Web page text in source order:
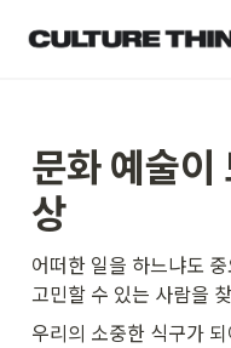
문화 예술이
상
어떠한 일을 하느냐도
고민할 수 있는 사람을
우리의 소중한 식구가